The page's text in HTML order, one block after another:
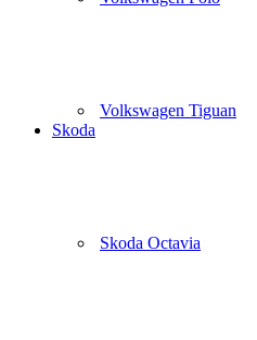
Volkswagen Tiguan
Skoda
Skoda Octavia